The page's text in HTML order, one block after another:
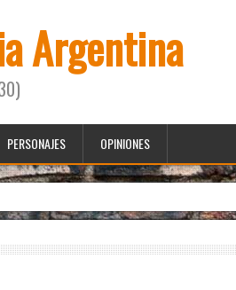
Argentina
PERSONAJES OPINIONES